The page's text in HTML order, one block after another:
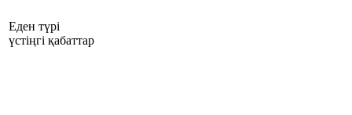
Еден түрі
үстіңгі қабаттар